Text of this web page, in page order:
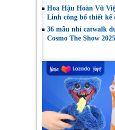
Hoa Hậu Hoàn Vũ
Linh công bố thiết kế
36 mẫu nhí catwalk
Cosmo The Show 2025